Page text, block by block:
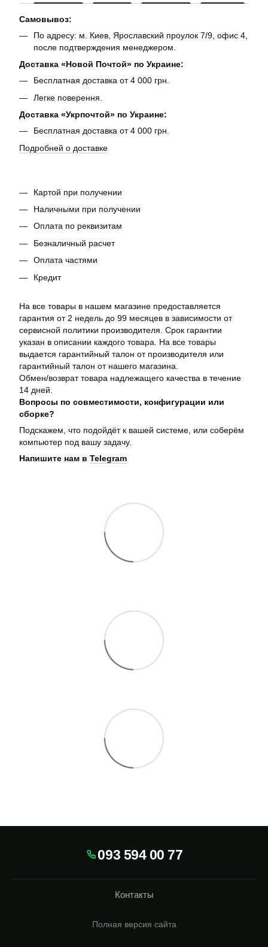
Самовывоз:
По адресу: м. Киев, Ярославский проулок 7/9, офис 4,
после подтверждения менеджером.
Доставка «Новой Почтой» по Украине:
Бесплатная доставка от 4 000 грн.
Легке поверення.
Доставка «Укрпочтой» по Украине:
Бесплатная доставка от 4 000 грн.
Подробней о доставке
Картой при получении
Наличными при получении
Оплата по реквизитам
Безналичный расчет
Оплата частями
Кредит
На все товары в нашем магазине предоставляется
гарантия от 2 недель до 99 месяцев в зависимости от
сервисной политики производителя. Срок гарантии
указан в описании каждого товара. На все товары
выдается гарантийный талон от производителя или
гарантийный талон от нашего магазина.
Обмен/возврат товара надлежащего качества в течение
14 дней.
Вопросы по совместимости, конфигурации или
сборке?
Подскажем, что подойдёт к вашей системе, или соберём
компьютер под вашу задачу.
Напишите нам в Telegram
093 594 00 77
Контакты
Полная версия сайта